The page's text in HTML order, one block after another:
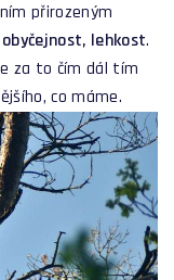
přirozeným
lehkost.
za to čím dál tím
co máme.